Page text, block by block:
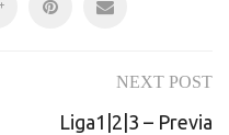
NEXT POST
Liga1|2|3 – Previa